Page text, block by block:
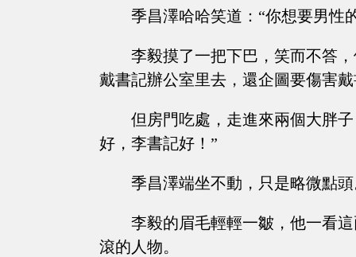
季昌澤哈哈笑道：“你想要男性
李毅摸了一把下巴，笑而不答
戴書記辦公室里去，還企圖要傷害
但房門吃處，走進來兩個大胖
好，李書記好！”
季昌澤端坐不動，只是略微點
李毅的眉毛輕輕一皺，他一看
滾的人物。